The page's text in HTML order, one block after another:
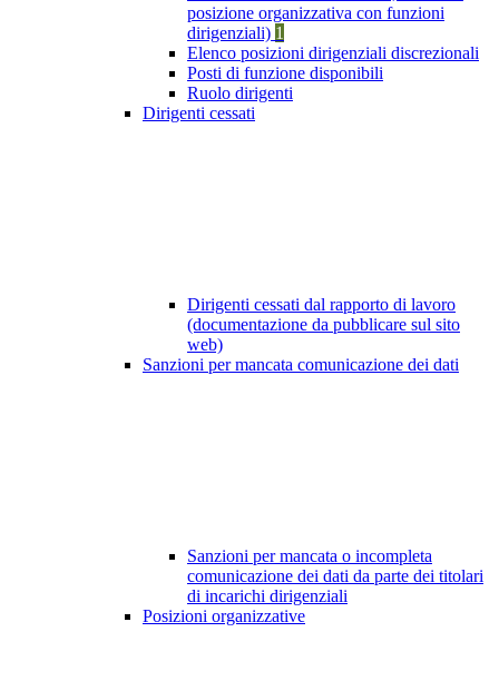
posizione organizzativa con funzioni
dirigenziali) 1
Elenco posizioni dirigenziali discrezionali
Posti di funzione disponibili
Ruolo dirigenti
Dirigenti cessati
Dirigenti cessati dal rapporto di lavoro
(documentazione da pubblicare sul sito
web)
Sanzioni per mancata comunicazione dei dati
Sanzioni per mancata o incompleta
comunicazione dei dati da parte dei titolari
di incarichi dirigenziali
Posizioni organizzative